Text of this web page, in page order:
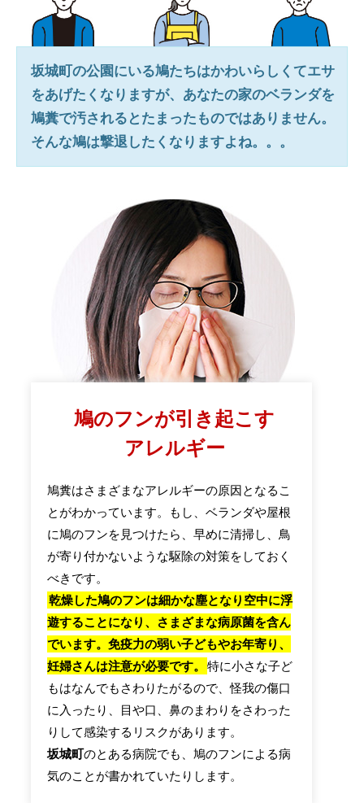
坂城町の公園にいる鳩たちはかわいらしくてエサ
をあげたくなりますが、あなたの家のベランダを
鳩糞で汚されるとたまったものではありません。
そんな鳩は撃退したくなりますよね。。。
鳩のフンが引き起こす
アレルギー
鳩糞はさまざまなアレルギーの原因となるこ
とがわかっています。もし、ベランダや屋根
に鳩のフンを見つけたら、早めに清掃し、鳥
が寄り付かないような駆除の対策をしておく
べきです。
乾燥した鳩のフンは細かな塵となり空中に浮
遊することになり、さまざまな病原菌を含ん
でいます。免疫力の弱い子どもやお年寄り、
妊婦さんは注意が必要です。
特に小さな子ど
もはなんでもさわりたがるので、怪我の傷口
に入ったり、目や口、鼻のまわりをさわった
りして感染するリスクがあります。
坂城町のとある病院でも、鳩のフンによる病
気のことが書かれていたりします。